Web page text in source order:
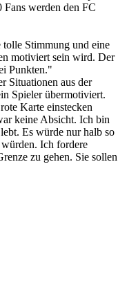
Fans werden den FC
tolle Stimmung und eine
motiviert sein wird. Der
Punkten."
Situationen aus der
Spieler übermotiviert.
Karte einstecken
keine Absicht. Ich bin
Es würde nur halb so
Ich fordere
zu gehen. Sie sollen